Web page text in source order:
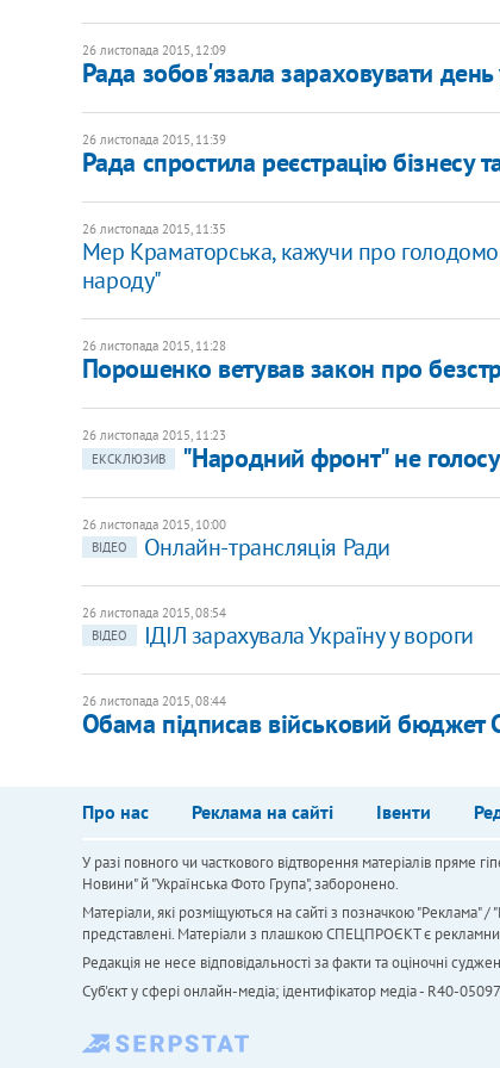
26 листопада 2015, 12:09
Рада зобов'язала зараховувати день
26 листопада 2015, 11:39
Рада спростила реєстрацію бізнесу
26 листопада 2015, 11:35
Мер Краматорська, кажучи про
народу"
26 листопада 2015, 11:28
Порошенко ветував закон про
26 листопада 2015, 11:23
ЕКСКЛЮЗИВ
"Народний фронт" не
26 листопада 2015, 10:00
ВІДЕО
Онлайн-трансляція Ради
26 листопада 2015, 08:54
ВІДЕО
ІДІЛ зарахувала Україну у вороги
26 листопада 2015, 08:44
Обама підписав військовий
Про нас Реклама на сайті Івенти
У разі повного чи часткового відтворення матеріалів пряме
Новини" й "Українська Фото Група", заборонено.
Матеріали, які розміщуються на сайті з позначкою
представлені. Матеріали з плашкою СПЕЦПРОЄКТ є
Редакція не несе відповідальності за факти та оціночні
Cуб'єкт у сфері онлайн-медіа; ідентифікатор медіа - R40-05097